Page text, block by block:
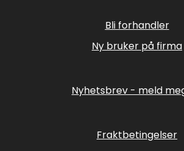
Bli forhandler
Ny bruker på firma
Nyhetsbrev - meld
Fraktbetingelser